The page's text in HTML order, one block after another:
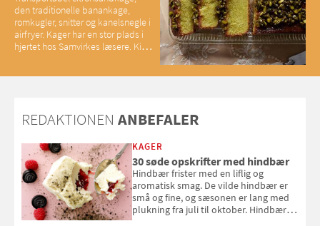
den traditionelle banankage,
romkugler, snitter og kanelsnegle i
airfryer. Kager har en stor plads i
hjertet hos Samvirkes læsere. Kig
REDAKTIONEN ANBEFALER
KAGER
30 søde opskrifter med hindbær
Hindbær frister med en liflig og
aromatisk smag. De vilde hindbær er
små og fine, og sæsonen er lang med
plukning fra juli til oktober. Hindbær